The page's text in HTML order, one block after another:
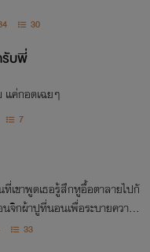
30
บพี่
ค่กอดเฉยๆ
7
เขาพูดเธอรู้สึกหูอื้อตาลายไปกั
จิกผ้าปูที่นอนเพื่อระบายความเ
ข้างของเขาจัดการชั้นในของเ
33